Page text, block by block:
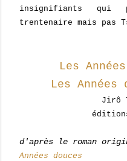
insignifiants qui
trentenaire mais pas
Les
Les Années
Jirô
d'après le roman
Années douces